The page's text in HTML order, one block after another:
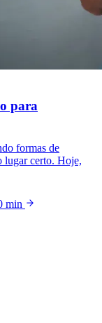
para
formas de
lugar certo. Hoje,
min